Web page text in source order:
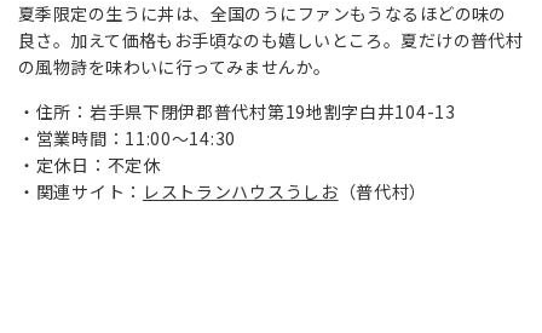
夏季限定の生うに丼は、全国のうにファンもうなるほどの味の
良さ。加えて価格もお手頃なのも嬉しいところ。夏だけの普代村
の風物詩を味わいに行ってみませんか。
住所：岩手県下閉伊郡普代村第19地割字白井104-13
営業時間：11:00～14:30
定休日：不定休
関連サイト： レストランハウスうしお （普代村）